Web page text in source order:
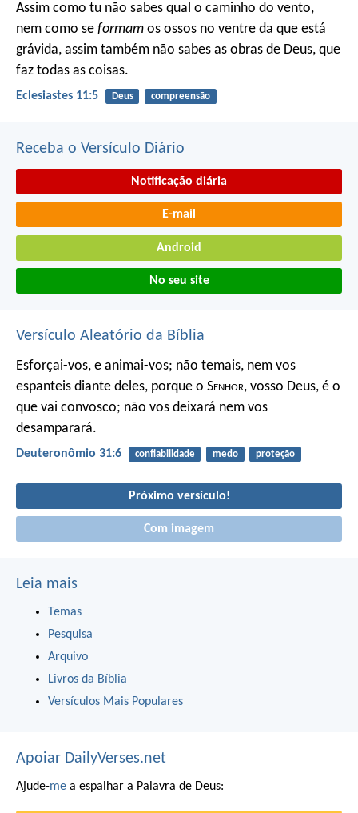
Assim como tu não sabes qual o caminho do vento,
nem como se formam os ossos no ventre da que está
grávida, assim também não sabes as obras de Deus, que
faz todas as coisas.
Eclesiastes 11:5 Deus compreensão
Receba o Versículo Diário
Notificação diária
E-mail
Android
No seu site
Versículo Aleatório da Bíblia
Esforçai-vos, e animai-vos; não temais, nem vos
espanteis diante deles, porque o Senhor, vosso Deus, é o
que vai convosco; não vos deixará nem vos
desamparará.
Deuteronômio 31:6 confiabilidade medo proteção
Próximo versículo!
Com imagem
Leia mais
Temas
Pesquisa
Arquivo
Livros da Bíblia
Versículos Mais Populares
Apoiar DailyVerses.net
Ajude-me a espalhar a Palavra de Deus: